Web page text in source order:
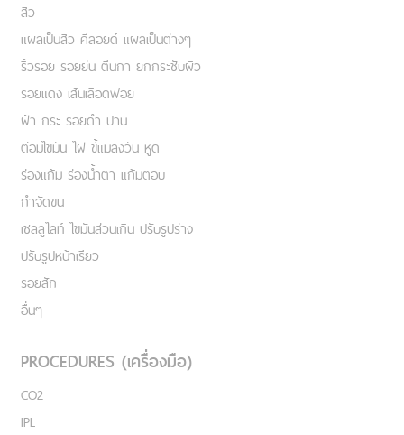
สิว
แผลเป็นสิว คีลอยด์ แผลเป็นต่างๆ
ริ้วรอย รอยย่น ตีนกา ยกกระชับผิว
รอยแดง เส้นเลือดฟอย
ฝ้า กระ รอยดำ ปาน
ต่อมไขมัน ไฝ ขี้แมลงวัน หูด
ร่องแก้ม ร่องน้ำตา แก้มตอบ
กำจัดขน
เชลลูไลท์ ไขมันส่วนเกิน ปรับรูปร่าง
ปรับรูปหน้าเรียว
รอยสัก
อื่นๆ
PROCEDURES (เครื่องมือ)
CO2
IPL